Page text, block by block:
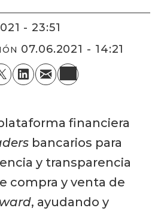
- 23:51
07.06.2021 - 14:21
financiera
bancarios para
y transparencia
compra y venta de
, ayudando y